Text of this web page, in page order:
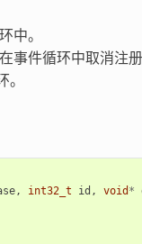
中。
事件循环中取消注
。
, int32_t id , void *